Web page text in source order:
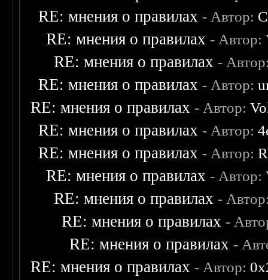
RE: мнения о правилах - Автор:
RE: мнения о правилах - Автор:
RE: мнения о правилах -
RE: мнения о правилах - Автор:
RE: мнения о правилах - Автор:
RE: мнения о правилах - Автор:
RE: мнения о правилах - Автор:
RE: мнения о правилах - Автор:
RE: мнения о правилах -
RE: мнения о правилах -
RE: мнения о правилах -
RE: мнения о правилах - Автор: